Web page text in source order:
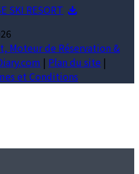
SKI RESORT
Moteur de Réservation &
| Plan du site |
et Conditions